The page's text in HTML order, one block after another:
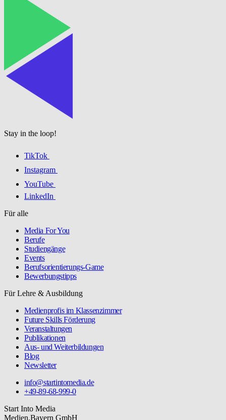
Stay in the loop!
TikTok
Instagram
YouTube
LinkedIn
Für alle
Media For You
Berufe
Studiengänge
Events
Berufsorientierungs-Game
Bewerbungstipps
Für Lehre & Ausbildung
Medienprofis im Klassenzimmer
Future Skills Förderung
Veranstaltungen
Publikationen
Aus- und Weiterbildungen
Blog
Newsletter
info@startintomedia.de
+49-89-68-999-0
Start Into Media
Medien.Bayern GmbH